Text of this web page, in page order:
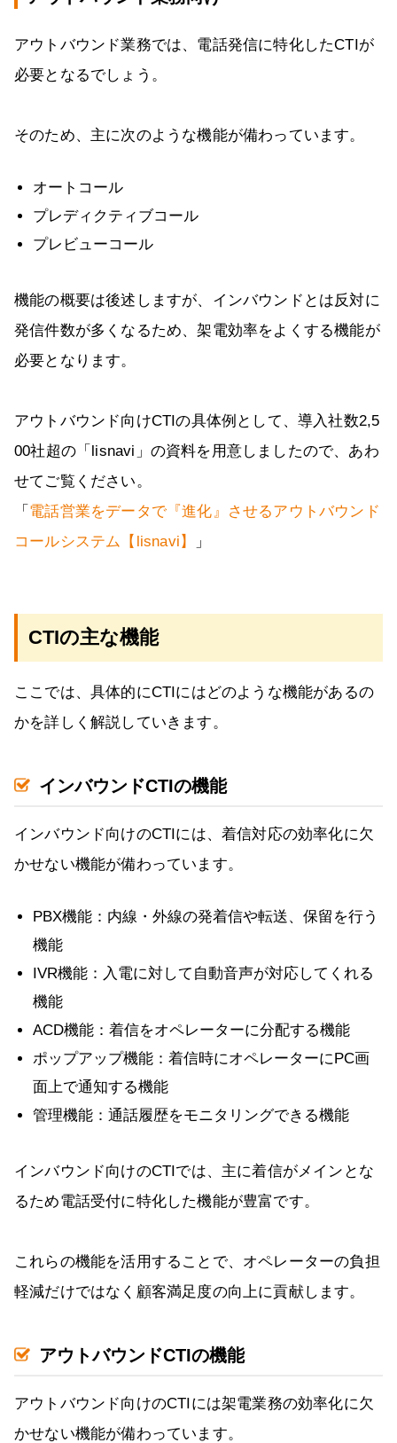
アウトバウンド業務では、電話発信に特化したCTIが
必要となるでしょう。
そのため、主に次のような機能が備わっています。
オートコール
プレディクティブコール
プレビューコール
機能の概要は後述しますが、インバウンドとは反対に
発信件数が多くなるため、架電効率をよくする機能が
必要となります。
アウトバウンド向けCTIの具体例として、導入社数2,5
00社超の「lisnavi」の資料を用意しましたので、あわ
せてご覧ください。
「 電話営業をデータで『進化』させるアウトバウンド
コールシステム【lisnavi】
」
CTIの主な機能
ここでは、具体的にCTIにはどのような機能があるの
かを詳しく解説していきます。
インバウンドCTIの機能
インバウンド向けのCTIには、着信対応の効率化に欠
かせない機能が備わっています。
PBX機能：内線・外線の発着信や転送、保留を行う
機能
IVR機能：入電に対して自動音声が対応してくれる
機能
ACD機能：着信をオペレーターに分配する機能
ポップアップ機能：着信時にオペレーターにPC画
面上で通知する機能
管理機能：通話履歴をモニタリングできる機能
インバウンド向けのCTIでは、主に着信がメインとな
るため電話受付に特化した機能が豊富です。
これらの機能を活用することで、オペレーターの負担
軽減だけではなく顧客満足度の向上に貢献します。
アウトバウンドCTIの機能
アウトバウンド向けのCTIには架電業務の効率化に欠
かせない機能が備わっています。